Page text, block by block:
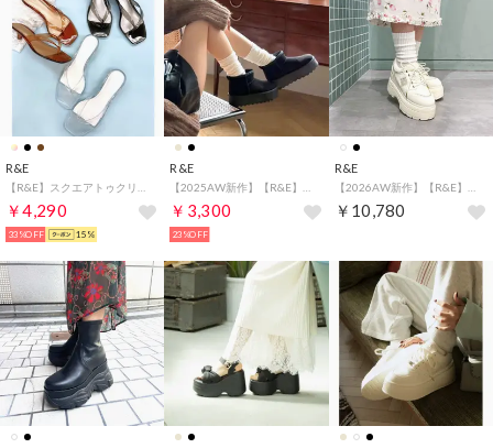
R&E
【R&E】スクエアトゥクリアトングサンダル （クリア）
￥4,290
33%OFF 15%
R&E
【2025AW新作】【R&E】マイクロミニ厚底ムートンブーツ （ブラック）
￥3,300
23%OFF
R&E
【2026AW新作】【R&E】グリッターコンビ厚底スニーカー （ホワイト）
￥10,780